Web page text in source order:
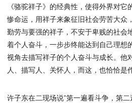
《骆驼祥子》的经典性，使得外界对
惨命运，用祥子来象征旧社会劳苦大
勤劳与要强的祥子，不安于卑贱的社
着个人奋斗，一步步终能达到自己理
视角去描写祥子的个人奋斗与成长。
人、描写人、关怀人，而这，也恰恰是
许子东在二现场说”第一遍看斗争，第